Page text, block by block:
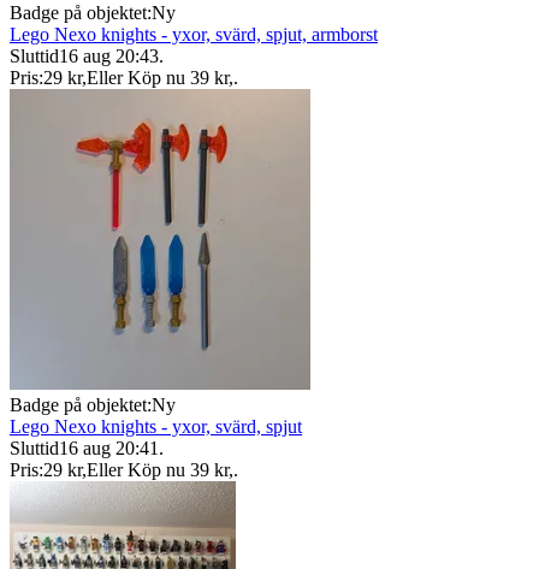
Badge på objektet:Ny
Lego Nexo knights - yxor, svärd, spjut, armborst
Sluttid16 aug 20:43.
Pris:29 kr,Eller Köp nu 39 kr,.
Badge på objektet:Ny
Lego Nexo knights - yxor, svärd, spjut
Sluttid16 aug 20:41 .
Pris:29 kr,Eller Köp nu 39 kr,.